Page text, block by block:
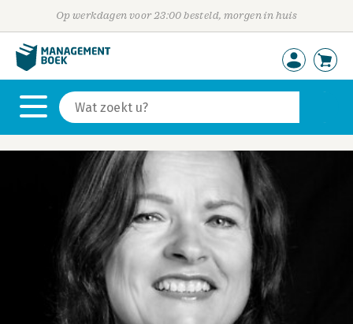
Op werkdagen voor 23:00 besteld, morgen in huis